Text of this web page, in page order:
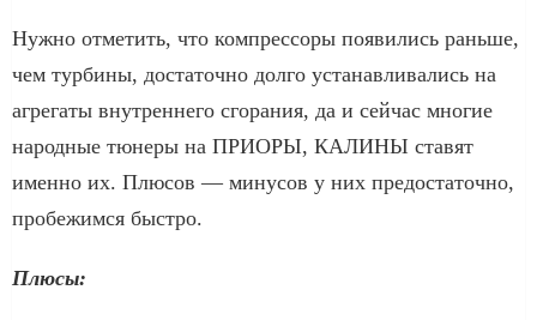
Нужно отметить, что компрессоры появились раньше,
чем турбины, достаточно долго устанавливались на
агрегаты внутреннего сгорания, да и сейчас многие
народные тюнеры на ПРИОРЫ, КАЛИНЫ ставят
именно их. Плюсов — минусов у них предостаточно,
пробежимся быстро.
Плюсы: